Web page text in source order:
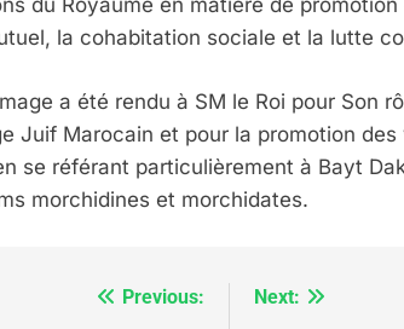
du Royaume en matière de
la cohabitation sociale et la lutte
a été rendu à SM le Roi pour Son
Juif Marocain et pour la promotion
se référant particulièrement à Bayt
morchidines et morchidates.
Previous:
Next:
DIGNE ET RÉSILIENTE : POURQUOI